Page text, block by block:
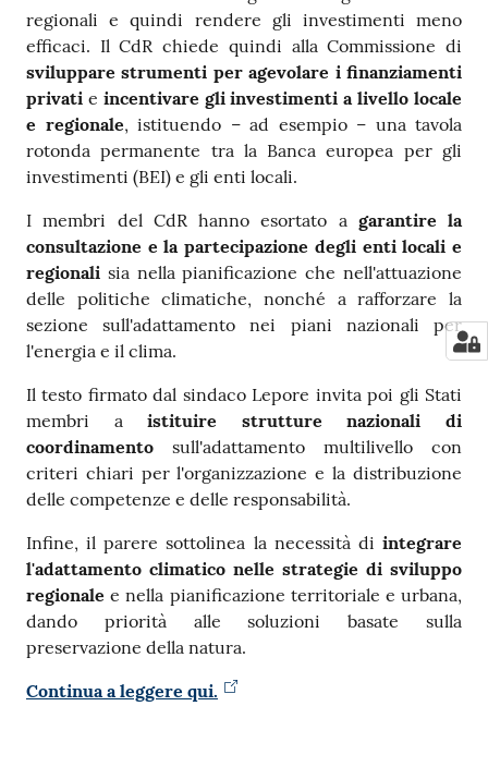
regionali e quindi rendere gli investimenti meno
efficaci. Il CdR chiede quindi alla Commissione di
sviluppare strumenti per agevolare i finanziamenti
privati e incentivare gli investimenti a livello locale
e regionale, istituendo – ad esempio – una tavola
rotonda permanente tra la Banca europea per gli
investimenti (BEI) e gli enti locali.
I membri del CdR hanno esortato a garantire la
consultazione e la partecipazione degli enti locali e
regionali sia nella pianificazione che nell'attuazione
delle politiche climatiche, nonché a rafforzare la
sezione sull'adattamento nei piani nazionali per
l'energia e il clima.
Il testo firmato dal sindaco Lepore invita poi gli Stati
membri aistituire strutture nazionali di
coordinamento sull'adattamento multilivello con
criteri chiari per l'organizzazione e la distribuzione
delle competenze e delle responsabilità.
Infine, il parere sottolinea la necessità di integrare
l'adattamento climatico nelle strategie di sviluppo
regionale e nella pianificazione territoriale e urbana,
dando priorità alle soluzioni basate sulla
preservazione della natura.
Continua a leggere qui.